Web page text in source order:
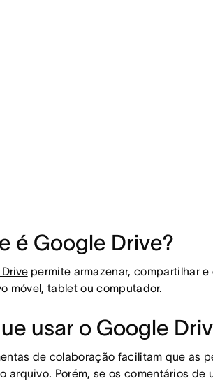
é Google Drive?
permite armazenar, compartilhar
móvel, tablet ou computador.
usar o Google
de colaboração facilitam que as
arquivo. Porém, se os comentários